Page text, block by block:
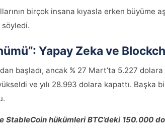
birçok insana kıyasla erken büyüme
söyledi.
Yapay Zeka ve
başladı, ancak % 27 Mart’ta 5.227
ve yılı 28.993 dolara kapattı. Başka
StableCoin hükümleri BTC’deki 150.000